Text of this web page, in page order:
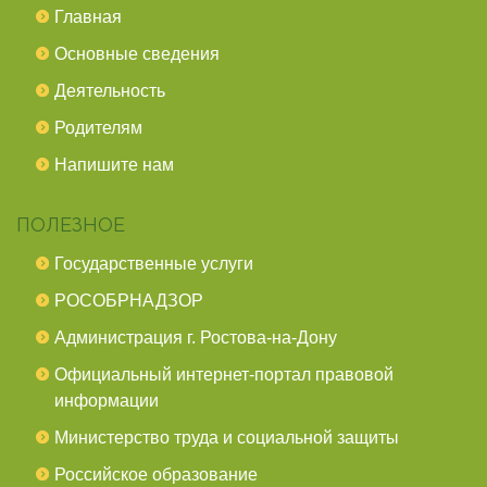
Главная
Основные сведения
Деятельность
Родителям
Напишите нам
ПОЛЕЗНОЕ
Государственные услуги
РОСОБРНАДЗОР
Администрация г. Ростова-на-Дону
Официальный интернет-портал правовой
информации
Министерство труда и социальной защиты
Российское образование